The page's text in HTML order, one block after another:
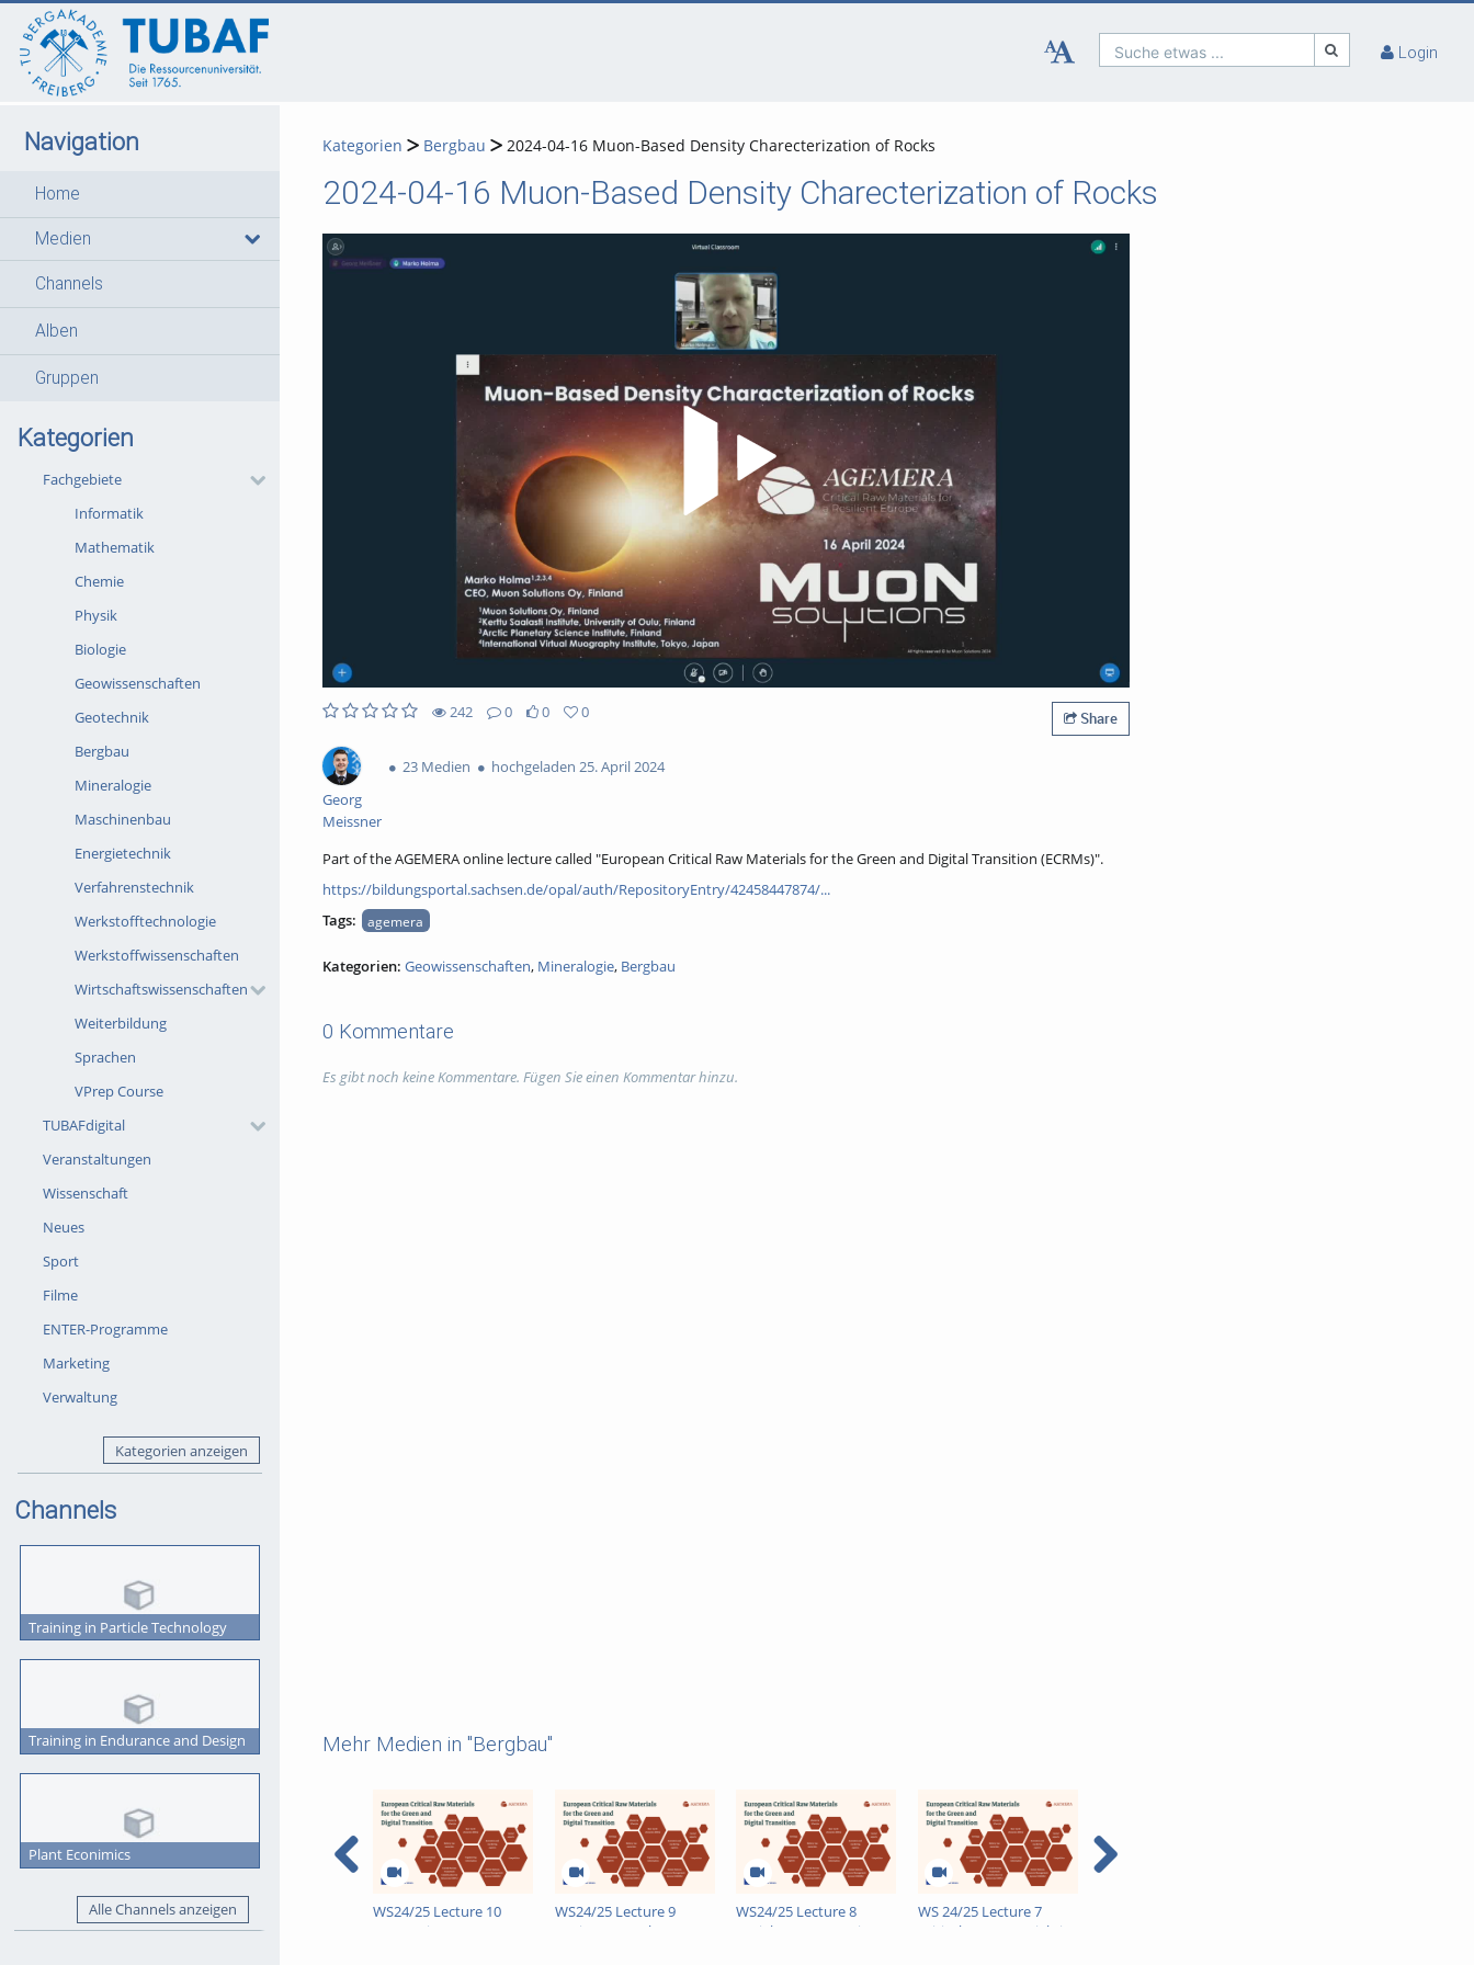
Suche etwas ... Login
Navigation
Home
Medien
Channels
Alben
Gruppen
Kategorien
Fachgebiete
Informatik
Mathematik
Chemie
Physik
Biologie
Geowissenschaften
Geotechnik
Bergbau
Mineralogie
Maschinenbau
Energietechnik
Verfahrenstechnik
Werkstofftechnologie
Werkstoffwissenschaften
Wirtschaftswissenschaften
Weiterbildung
Sprachen
VPrep Course
TUBAFdigital
Veranstaltungen
Wissenschaft
Neues
Sport
Filme
ENTER-Programme
Marketing
Verwaltung
Kategorien anzeigen
Channels
Training in Particle Technology
Training in Endurance and Design
Plant Econimics
Alle Channels anzeigen
Kategorien Bergbau 2024-04-16 Muon-Based Density Charecterization of Rocks
2024-04-16 Muon-Based Density Charecterization of Rocks
Video abspielen
242
0
0
0
Share
Georg
Meissner
23 Medien hochgeladen 25. April 2024
Part of the AGEMERA online lecture called "European Critical Raw Materials for the Green and Digital Transition (ECRMs)".
https://bildungsportal.sachsen.de/opal/auth/RepositoryEntry/42458447874/...
Tags:
agemera
Kategorien: Geowissenschaften, Mineralogie, Bergbau
0 Kommentare
Es gibt noch keine Kommentare. Fügen Sie einen Kommentar hinzu.
Mehr Medien in "Bergbau"
WS24/25 Lecture 10
Economic Resource
WS24/25 Lecture 9
Environmental Impact
WS24/25 Lecture 8
Social Assessment in
WS 24/25 Lecture 7
Critical Raw Materials in